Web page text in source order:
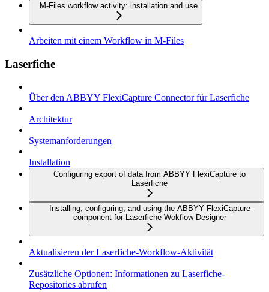
M-Files workflow activity: installation and use
Arbeiten mit einem Workflow in M-Files
Laserfiche
Über den ABBYY FlexiCapture Connector für Laserfiche
Architektur
Systemanforderungen
Installation
Configuring export of data from ABBYY FlexiCapture to
Laserfiche
Installing, configuring, and using the ABBYY FlexiCapture
component for Laserfiche Wokflow Designer
Aktualisieren der Laserfiche-Workflow-Aktivität
Zusätzliche Optionen: Informationen zu Laserfiche-
Repositories abrufen